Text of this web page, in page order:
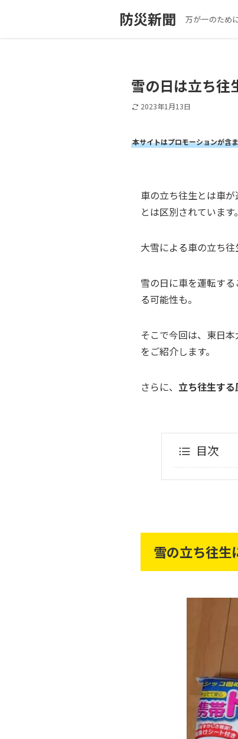
防災新聞 万が一のため
雪の日は立ち往
2023年1月13日
本サイトはプロモーションが含
車の立ち往生とは車
とは区別されています。
大雪による車の立ち
雪の日に車を運転す
る可能性も。
そこで今回は、東日
をご紹介します。
さらに、 立ち往生す
目次
雪の立ち往生